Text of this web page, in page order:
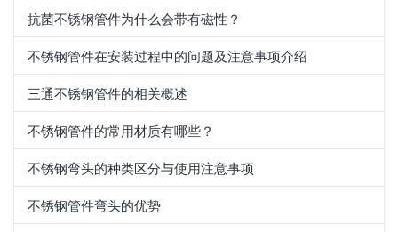
抗菌不锈钢管件为什么会带有磁性？
不锈钢管件在安装过程中的问题及注意事项介绍
三通不锈钢管件的相关概述
不锈钢管件的常用材质有哪些？
不锈钢弯头的种类区分与使用注意事项
不锈钢管件弯头的优势